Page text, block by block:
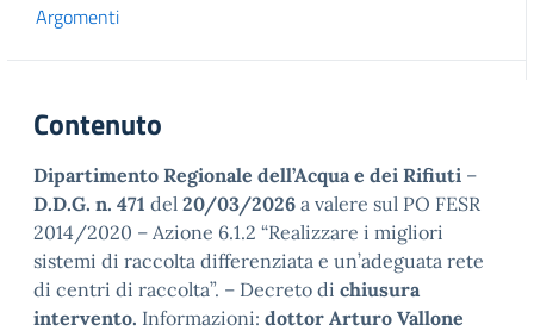
Argomenti
Contenuto
Dipartimento Regionale dell’Acqua e dei Rifiuti –
D.D.G. n. 471 del 20/03/2026 a valere sul PO FESR
2014/2020 – Azione 6.1.2 “Realizzare i migliori
sistemi di raccolta differenziata e un’adeguata rete
di centri di raccolta”. – Decreto di chiusura
intervento. Informazioni: dottor Arturo Vallone